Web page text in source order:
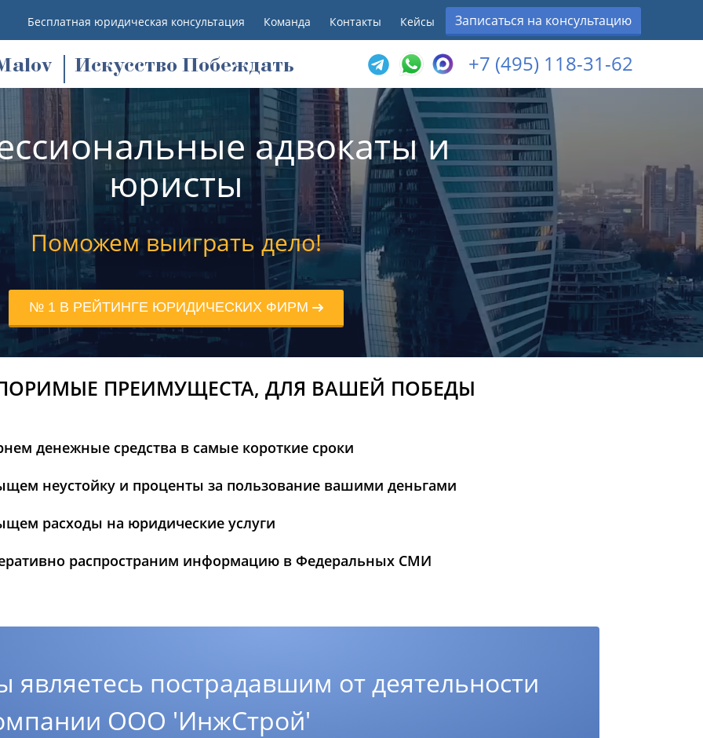
Бесплатная юридическая консультация Команда Контакты Кейсы Записаться на консультацию
alov Искусство Побеждать +7 (495) 118-31-62
адвокаты и
юристы
Поможем выиграть дело!
№ 1 В РЕЙТИНГЕ ЮРИДИЧЕСКИХ ФИРМ
ПРЕИМУЩЕСТА, ДЛЯ ВАШЕЙ ПОБЕДЫ
денежные средства в самые короткие сроки
неустойку и проценты за пользование вашими деньгами
расходы на юридические услуги
распространим информацию в Федеральных СМИ
являетесь пострадавшим от деятельности
ООО 'ИнжСтрой'